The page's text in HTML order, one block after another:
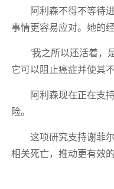
阿利森不得不等待
事情更容易应对。她的
‘我之所以还活着
它可以阻止癌症并使其
阿利森现在正在支
险。
这项研究支持谢菲
相关死亡，推动更有效